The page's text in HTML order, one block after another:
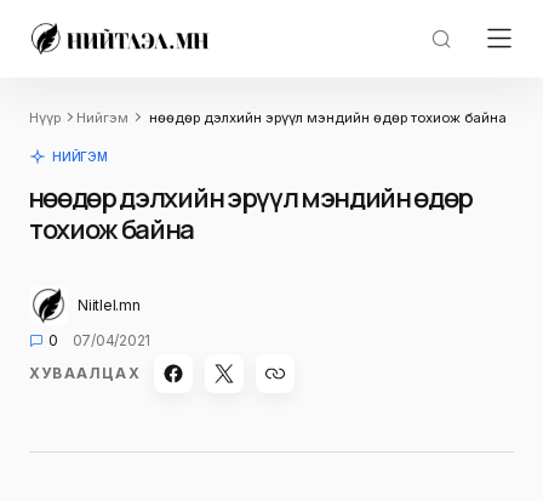
Нүүр Нийгэм Өнөөдөр дэлхийн эрүүл мэндийн өдөр тохиож байна
НИЙГЭМ
Өнөөдөр дэлхийн эрүүл мэндийн өдөр
тохиож байна
Niitlel.mn
0
07/04/2021
ХУВААЛЦАХ